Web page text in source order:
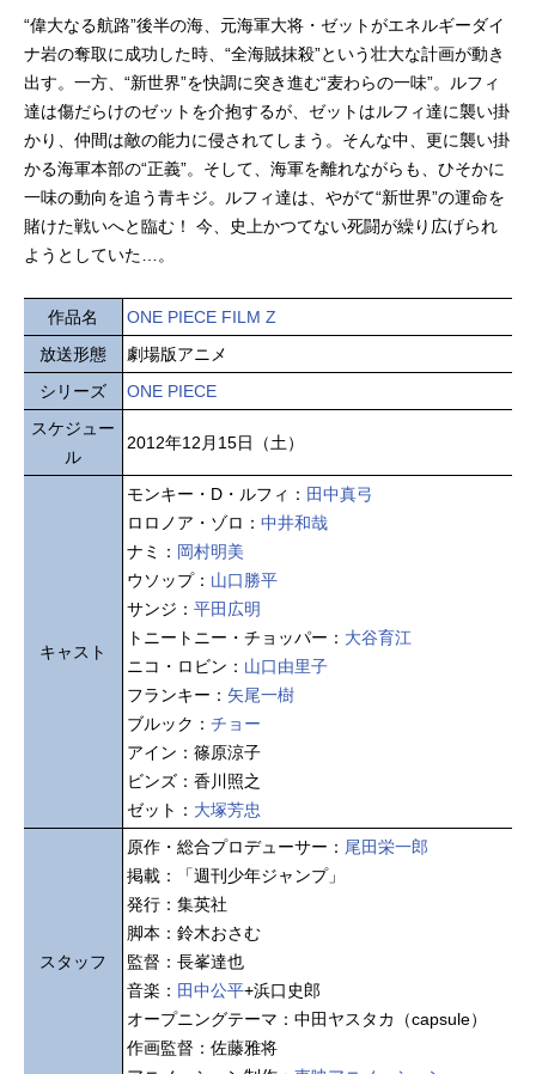
“偉大なる航路”後半の海、元海軍大将・ゼットがエネルギーダイ
ナ岩の奪取に成功した時、“全海賊抹殺”という壮大な計画が動き
出す。一方、“新世界”を快調に突き進む“麦わらの一味”。ルフィ
達は傷だらけのゼットを介抱するが、ゼットはルフィ達に襲い掛
かり、仲間は敵の能力に侵されてしまう。そんな中、更に襲い掛
かる海軍本部の“正義”。そして、海軍を離れながらも、ひそかに
一味の動向を追う青キジ。ルフィ達は、やがて“新世界”の運命を
賭けた戦いへと臨む！ 今、史上かつてない死闘が繰り広げられ
ようとしていた…。
作品名
ONE PIECE FILM Z
放送形態
劇場版アニメ
シリーズ
ONE PIECE
スケジュー
ル
2012年12月15日（土）
キャスト
モンキー・D・ルフィ： 田中真弓
ロロノア・ゾロ： 中井和哉
ナミ： 岡村明美
ウソップ： 山口勝平
サンジ： 平田広明
トニートニー・チョッパー： 大谷育江
ニコ・ロビン： 山口由里子
フランキー： 矢尾一樹
ブルック： チョー
アイン：篠原涼子
ビンズ：香川照之
ゼット： 大塚芳忠
スタッフ
原作・総合プロデューサー： 尾田栄一郎
掲載：「週刊少年ジャンプ」
発行：集英社
脚本：鈴木おさむ
監督：長峯達也
音楽： 田中公平+浜口史郎
オープニングテーマ：中田ヤスタカ（capsule）
作画監督：佐藤雅将